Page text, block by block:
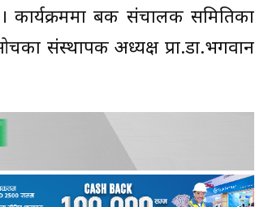
। कार्यक्रममा बैंक संचालक समितिका
संस्थापक अध्यक्ष प्रा.डा.भगवान